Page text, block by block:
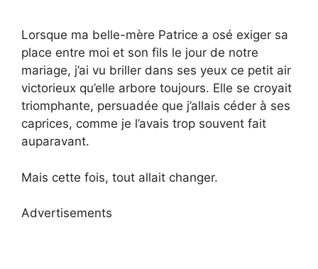
Lorsque ma belle-mère Patrice a osé exiger sa
place entre moi et son fils le jour de notre
mariage, j’ai vu briller dans ses yeux ce petit air
victorieux qu’elle arbore toujours. Elle se croyait
triomphante, persuadée que j’allais céder à ses
caprices, comme je l’avais trop souvent fait
auparavant.
Mais cette fois, tout allait changer.
Advertisements